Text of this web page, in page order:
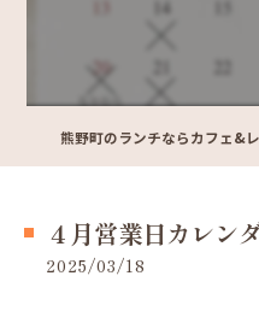
４月営業日カレン
2025/03/18